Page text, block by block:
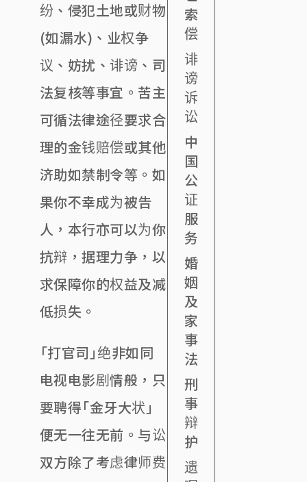
纷、侵犯土地或财物
(如漏水)、业权争
议、妨扰、诽谤、司
法复核等事宜。苦主
可循法律途径要求合
理的金钱赔偿或其他
济助如禁制令等。如
果你不幸成为被告
人，本行亦可以为你
抗辩，据理力争，以
求保障你的权益及减
低损失。
「打官司」绝非如同
电视电影剧情般，只
要聘得「金牙大状」
便无一往无前。与讼
双方除了考虑律师费
索
偿
诽
谤
诉
讼
中
国
公
证
服
务
婚
姻
及
家
事
法
刑
事
辩
护
遗